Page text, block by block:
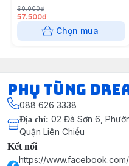
69.000đ
57.500đ
Chọn mua
Phụ Tùng
088 626 3338
Địa chỉ: 02 Đà Sơn 6,
Quận Liên Chiểu
Kết nối
https://